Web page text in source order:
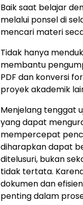
Baik saat belajar
melalui ponsel di
mencari materi
Tidak hanya
membantu
PDF dan konversi
proyek akademik
Menjelang tenggat
yang dapat
mempercepat
diharapkan dapat
ditelusuri, bukan
tidak tertata.
dokumen dan
penting dalam